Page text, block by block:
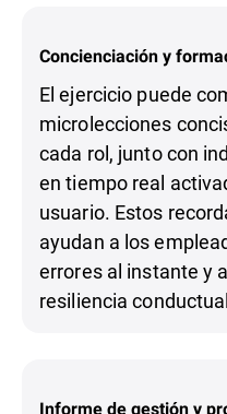
Concienciación y
El ejercicio puede
microlecciones
cada rol, junto con
en tiempo real
usuario. Estos
ayudan a los
errores al instante y
resiliencia
Informe de gestión y